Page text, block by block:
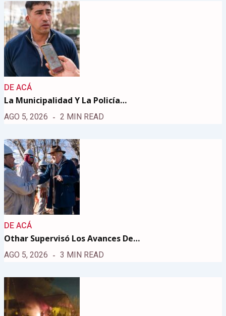
DE ACÁ
La Municipalidad Y La Policía…
AGO 5, 2026 2 MIN READ
DE ACÁ
Othar Supervisó Los Avances De…
AGO 5, 2026 3 MIN READ